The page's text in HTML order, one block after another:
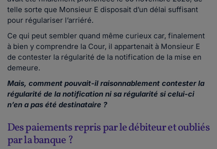
telle sorte que Monsieur E disposait d’un délai suffisant
pour régulariser l’arriéré.
Ce qui peut sembler quand même curieux car, finalement
à bien y comprendre la Cour, il appartenait à Monsieur E
de contester la régularité de la notification de la mise en
demeure.
Mais, comment pouvait-il raisonnablement contester la
régularité de la notification ni sa régularité si celui-ci
n’en a pas été destinataire ?
Des paiements repris par le débiteur et oubliés
par la banque ?